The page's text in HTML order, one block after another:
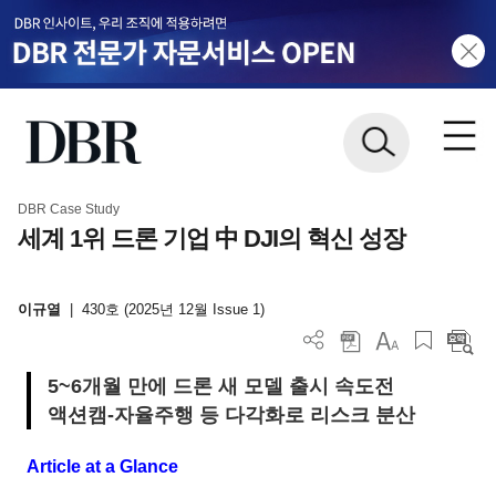
DBR Case Study
세계 1위 드론 기업 中 DJI의 혁신 성장
이규열 430호 (2025년 12월 Issue 1)
5~6개월 만에 드론 새 모델 출시 속도전
액션캠-자율주행 등 다각화로 리스크 분산
Article at a Glance